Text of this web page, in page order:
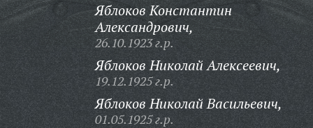
Яблоков Константин
Александрович,
26.10.1923 г.р.
Яблоков Николай Алексеевич,
19.12.1925 г.р.
Яблоков Николай Васильевич,
01.05.1925 г.р.